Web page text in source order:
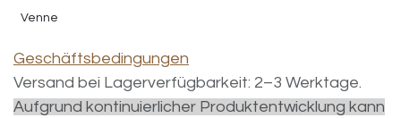
Venne
Geschäftsbedingungen
Versand bei Lagerverfügbarkeit: 2–3 Werktage.
Aufgrund kontinuierlicher Produktentwicklung kann